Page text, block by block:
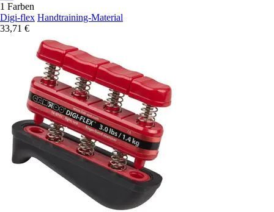
1 Farben
Digi-flex Handtraining-Material
33,71 €